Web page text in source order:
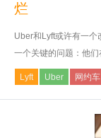
烂
Uber和Lyft或许有一个
一个关键的问题：他
Lyft Uber 网约车